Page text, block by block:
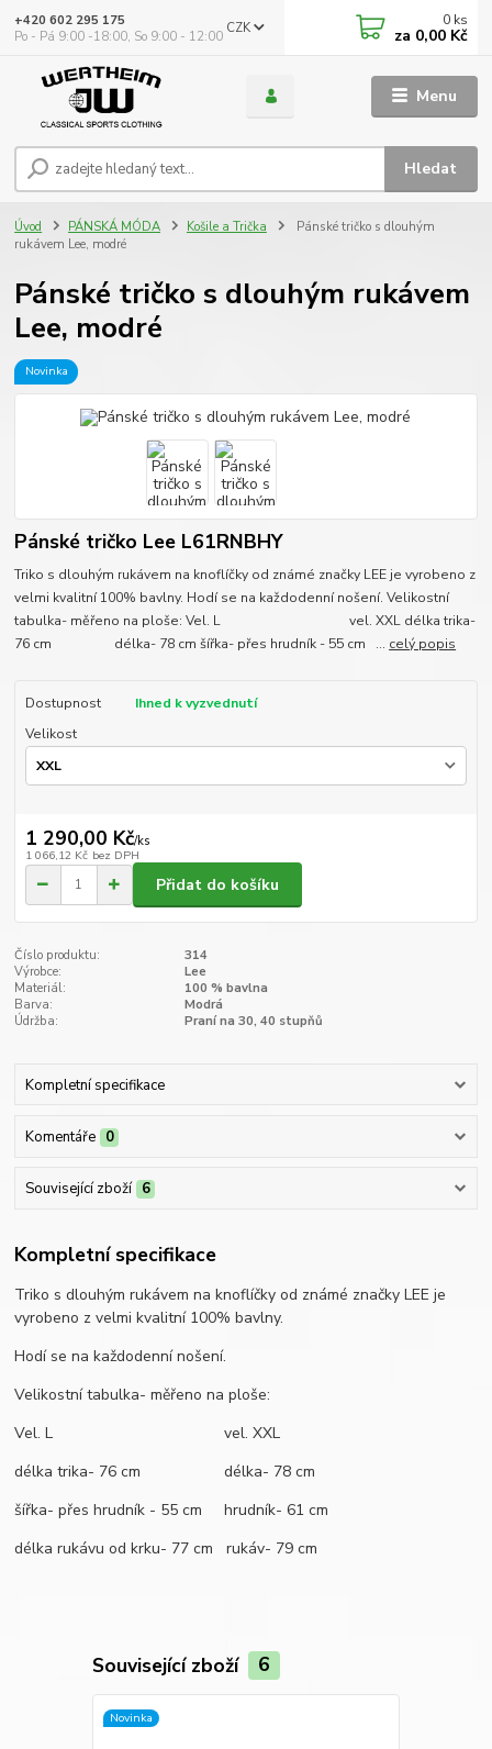
Menu
CZK
Hledat
+420 602 295 175
Po - Pá 9:00 -18:00, So 9:00 - 12:00
0 ks
za 0,00 Kč
Úvod PÁNSKÁ MÓDA Košile a Trička
Pánské tričko s dlouhým
rukávem Lee, modré
Pánské tričko s dlouhým rukávem
Lee, modré
Novinka
Pánské tričko Lee L61RNBHY
Triko s dlouhým rukávem na knoflíčky od známé značky LEE je vyrobeno z
velmi kvalitní 100% bavlny. Hodí se na každodenní nošení. Velikostní
tabulka- měřeno na ploše: Vel. L vel. XXL délka trika-
76 cm délka- 78 cm šířka- přes hrudník - 55 cm ... celý popis
Dostupnost
Ihned k vyzvednutí
Velikost
1 290,00 Kč/ks
1 066,12 Kč bez DPH
Přidat do košíku
Číslo produktu:
314
Výrobce:
Lee
Materiál:
100 % bavlna
Barva:
Modrá
Údržba:
Praní na 30, 40 stupňů
Kompletní specifikace
Komentáře 0
Související zboží 6
Kompletní specifikace
Triko s dlouhým rukávem na knoflíčky od známé značky LEE je
vyrobeno z velmi kvalitní 100% bavlny.
Hodí se na každodenní nošení.
Velikostní tabulka- měřeno na ploše:
Vel. L vel. XXL
délka trika- 76 cm délka- 78 cm
šířka- přes hrudník - 55 cm hrudník- 61 cm
délka rukávu od krku- 77 cm rukáv- 79 cm
Související zboží 6
Novinka